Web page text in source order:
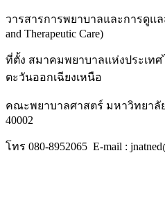
วารสารการพยาบาลและการดูแล
and Therapeutic Care)
ที่ตั้ง สมาคมพยาบาลแห่งประเท
ตะวันออกเฉียงเหนือ
คณะพยาบาลศาสตร์ มหาวิทยาลั
40002
โทร 080-8952065 E-mail :